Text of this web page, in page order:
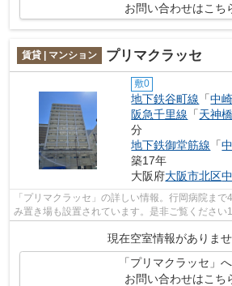
お問い合わせはこち
賃貸 | マンション プリマクラッセ
敷0
地下鉄谷町線 「中
阪急千里線 「天神
分
地下鉄御堂筋線 「
築17年
大阪府大阪市北区
「プリマクラッセ」の詳しい情報。行岡病院ま
み置き場も設置されています。是非ご覧ください
現在空室情報がありませ
「プリマクラッセ」
お問い合わせはこち